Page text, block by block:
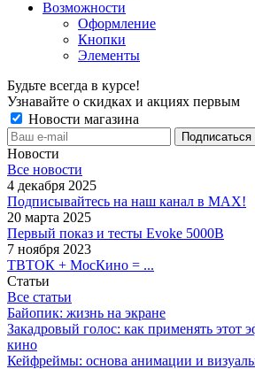
Возможности
Оформление
Кнопки
Элементы
Будьте всегда в курсе!
Узнавайте о скидках и акциях первым
Новости магазина
Новости
Все новости
4 декабря 2025
Подписывайтесь на наш канал в MAX!
20 марта 2025
Первый показ и тесты Evoke 5000B
7 ноября 2023
ТВТОК + МосКино = ...
Статьи
Все статьи
Байопик: жизнь на экране
Закадровый голос: как применять этот
кино
Кейфреймы: основа анимации и